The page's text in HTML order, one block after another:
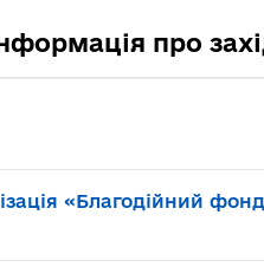
про
«Благодійний